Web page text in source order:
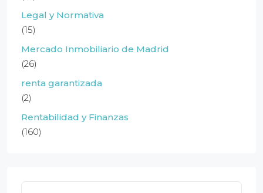
Legal y Normativa
(15)
Mercado Inmobiliario de Madrid
(26)
renta garantizada
(2)
Rentabilidad y Finanzas
(160)